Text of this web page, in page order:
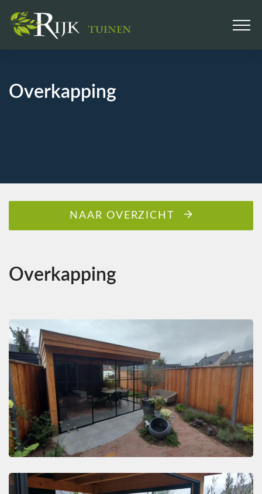
Overkapping
NAAR OVERZICHT
Overkapping